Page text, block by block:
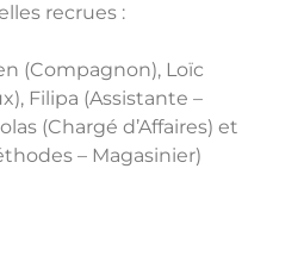
recrues :
(Compagnon), Loïc
Filipa (Assistante –
(Chargé d’Affaires) et
– Magasinier)